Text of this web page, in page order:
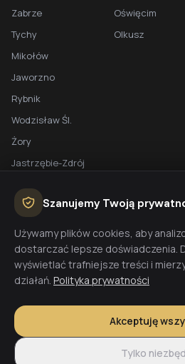
Zabrze
Tychy
Mikołów
Jaworzno
Rybnik
Wodzisław Śl.
Żory
Jastrzębie-Zdrój
Oświęcim
Olkusz
BEZPŁATNA WYCENA
Planujesz budowę domu?
wycenę w 48h.
Wyceń budowę
Szanujemy Twoją
Używamy plików cookies, aby
dostarczać lepsze doświadczenia.
wyświetlać trafniejsze treści i
działań. Polityka prywatności
Akceptuję
Tylko